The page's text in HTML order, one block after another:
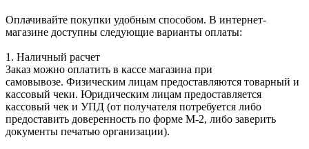
Оплачивайте покупки удобным способом. В интернет-
магазине доступны следующие варианты оплаты:
1. Наличный расчет
Заказ можно оплатить в кассе магазина при
самовывозе. Физическим лицам предоставляются товарный и
кассовый чеки. Юридическим лицам предоставляется
кассовый чек и УПД (от получателя потребуется либо
предоставить доверенность по форме М-2, либо заверить
документы печатью организации).